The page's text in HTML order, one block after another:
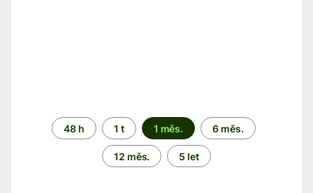
Časové
období
48 h 1 t 1 měs. 6 měs.
12 měs. 5 let